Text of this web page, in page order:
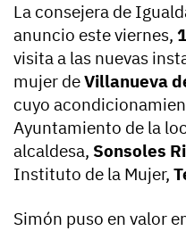
La consejera de
anuncio este viernes,
visita a las nuevas
mujer deVillanueva
cuyo
Ayuntamiento de la
alcaldesa, Sonsoles
Instituto de la Mujer,
Simón puso en valor